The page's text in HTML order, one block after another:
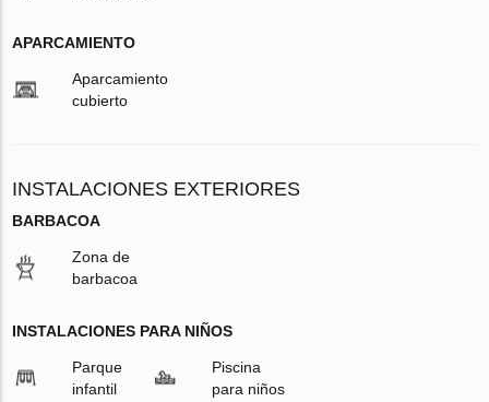
APARCAMIENTO
Aparcamiento
cubierto
INSTALACIONES EXTERIORES
BARBACOA
Zona de
barbacoa
INSTALACIONES PARA NIÑOS
Parque
infantil
Piscina
para niños